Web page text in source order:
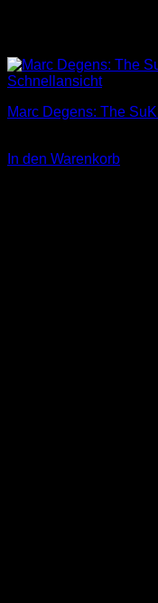
Schnellansicht
Marc Degens: The
In den Warenkorb